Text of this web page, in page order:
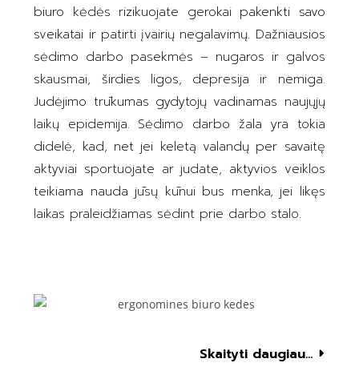
biuro kėdės rizikuojate gerokai pakenkti savo
sveikatai ir patirti įvairių negalavimų. Dažniausios
sėdimo darbo pasekmės – nugaros ir galvos
skausmai, širdies ligos, depresija ir nemiga.
Judėjimo trūkumas gydytojų vadinamas naujųjų
laikų epidemija. Sėdimo darbo žala yra tokia
didelė, kad, net jei keletą valandų per savaitę
aktyviai sportuojate ar judate, aktyvios veiklos
teikiama nauda jūsų kūnui bus menka, jei likęs
laikas praleidžiamas sėdint prie darbo stalo.
Skaityti daugiau...